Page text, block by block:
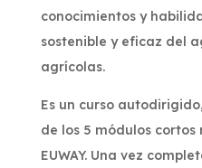
conocimientos y
sostenible y eficaz del
agrícolas.
Es un curso
de los 5 módulos
EUWAY. Una vez